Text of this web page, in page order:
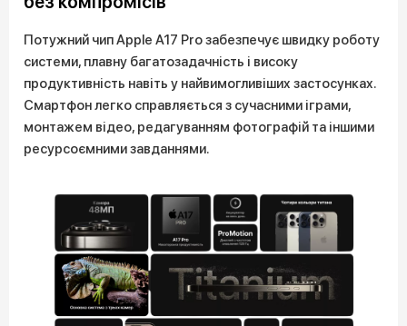
Потужний чип Apple A17 Pro забезпечує швидку роботу
системи, плавну багатозадачність і високу
продуктивність навіть у найвимогливіших застосунках.
Смартфон легко справляється з сучасними іграми,
монтажем відео, редагуванням фотографій та іншими
ресурсоємними завданнями.